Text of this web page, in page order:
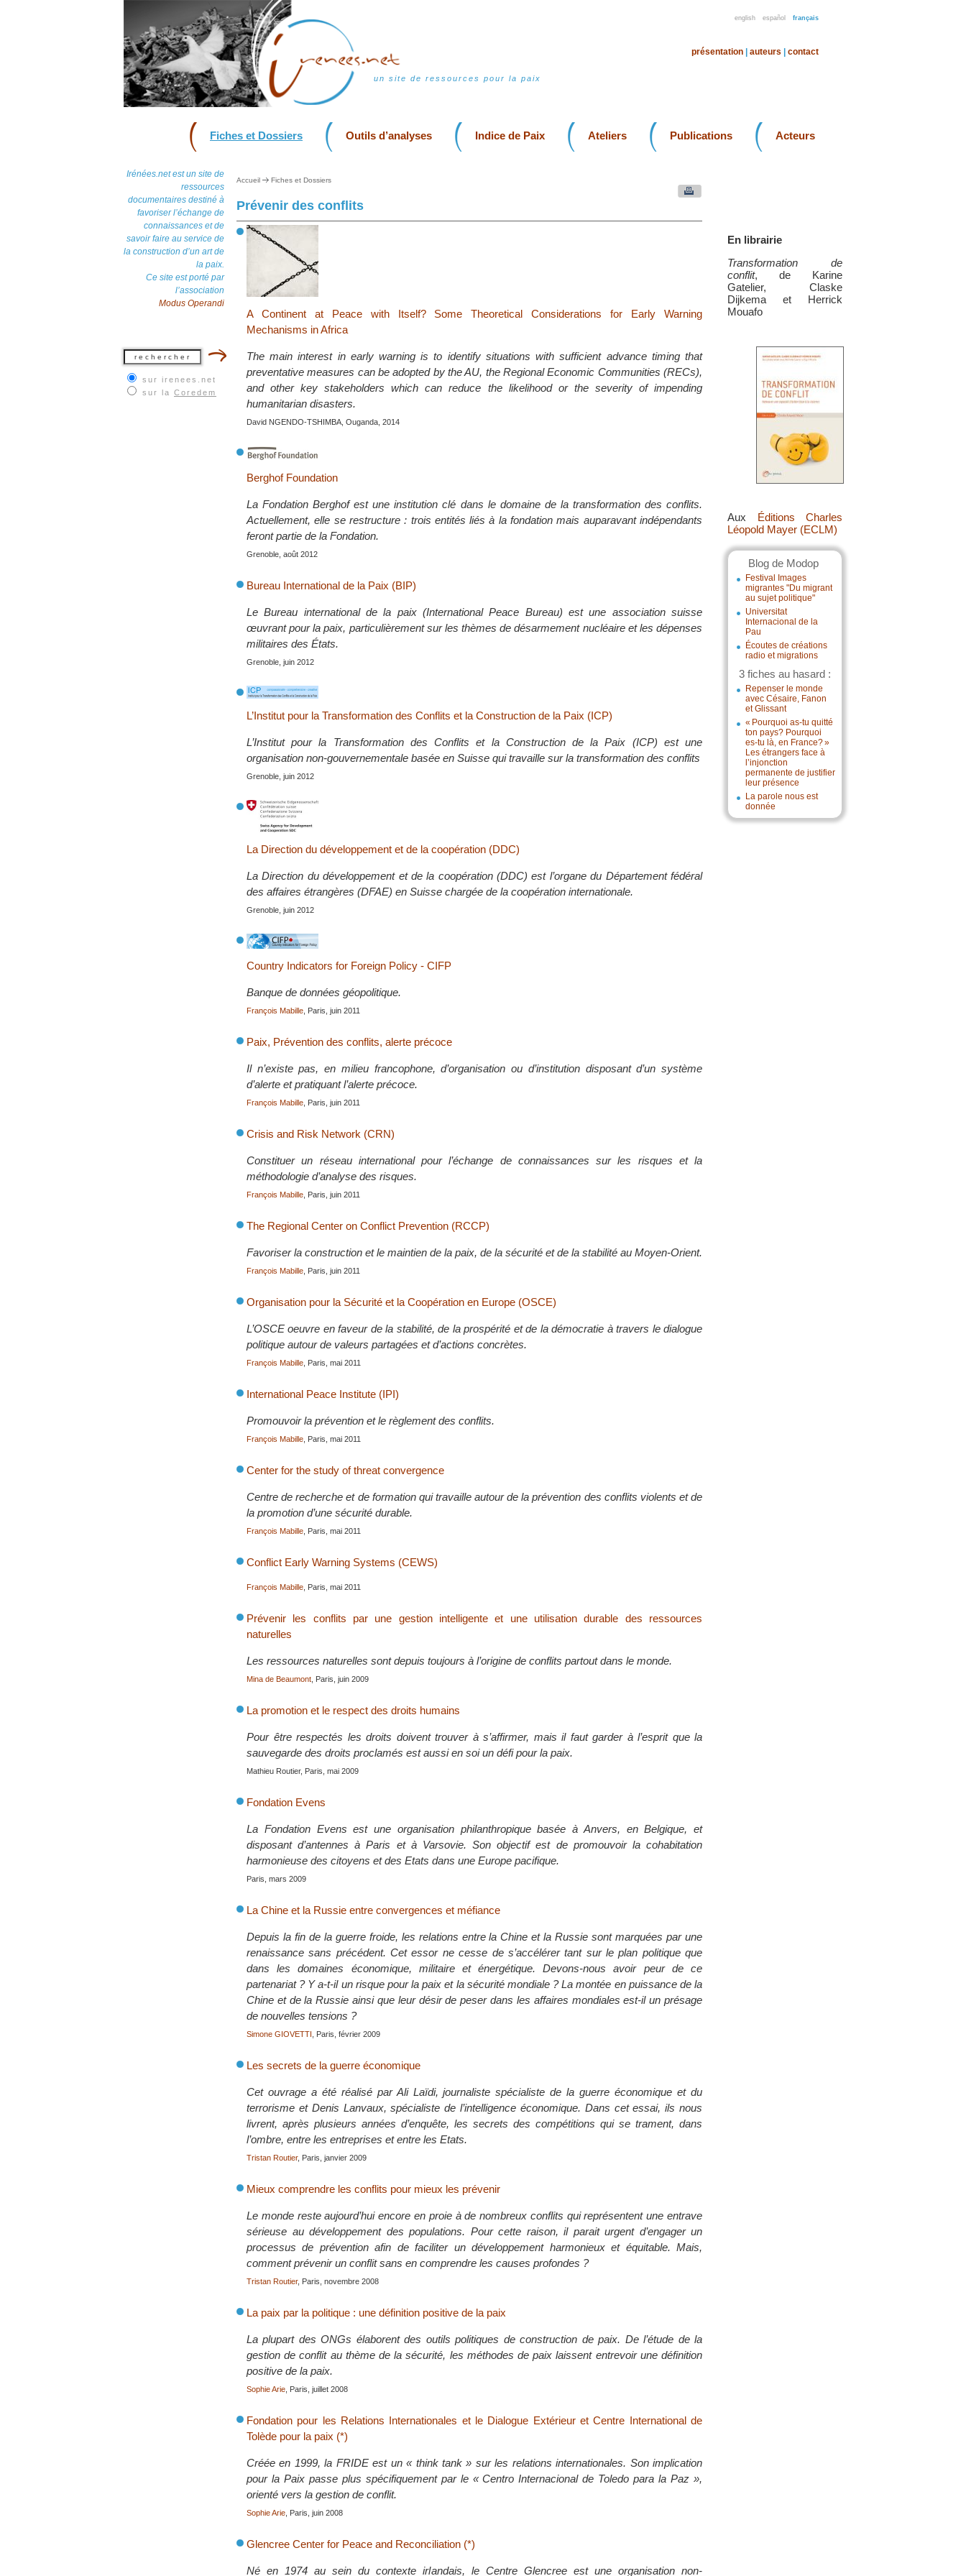
english español français
un site de ressources pour la paix
présentation auteurs contact
Fiches et Dossiers Outils d’analyses Indice de Paix Ateliers Publications Acteurs
Irénées.net est un site de
ressources
documentaires destiné à
favoriser l’échange de
connaissances et de
savoir faire au service de
la construction d’un art de
la paix.
Ce site est porté par
l’association
Modus Operandi
sur irenees.net
sur la Coredem
En librairie
Transformation de
conflit, de Karine
Gatelier, Claske
Dijkema et Herrick
Mouafo
Aux Éditions Charles
Léopold Mayer (ECLM)
Blog de Modop
Festival Images
migrantes "Du migrant
au sujet politique"
Universitat
Internacional de la
Pau
Écoutes de créations
radio et migrations
3 fiches au hasard :
Repenser le monde
avec Césaire, Fanon
et Glissant
« Pourquoi as-tu quitté
ton pays? Pourquoi
es-tu là, en France? »
Les étrangers face à
l’injonction
permanente de justifier
leur présence
La parole nous est
donnée
Accueil Fiches et Dossiers
Prévenir des conflits
A Continent at Peace with Itself? Some Theoretical Considerations for Early Warning
Mechanisms in Africa
The main interest in early warning is to identify situations with sufficient advance timing that
preventative measures can be adopted by the AU, the Regional Economic Communities (RECs),
and other key stakeholders which can reduce the likelihood or the severity of impending
humanitarian disasters.
David NGENDO-TSHIMBA, Ouganda, 2014
Berghof Foundation
La Fondation Berghof est une institution clé dans le domaine de la transformation des conflits.
Actuellement, elle se restructure : trois entités liés à la fondation mais auparavant indépendants
feront partie de la Fondation.
Grenoble, août 2012
Bureau International de la Paix (BIP)
Le Bureau international de la paix (International Peace Bureau) est une association suisse
œuvrant pour la paix, particulièrement sur les thèmes de désarmement nucléaire et les dépenses
militaires des États.
Grenoble, juin 2012
L’Institut pour la Transformation des Conflits et la Construction de la Paix (ICP)
L’Institut pour la Transformation des Conflits et la Construction de la Paix (ICP) est une
organisation non-gouvernementale basée en Suisse qui travaille sur la transformation des conflits
Grenoble, juin 2012
La Direction du développement et de la coopération (DDC)
La Direction du développement et de la coopération (DDC) est l’organe du Département fédéral
des affaires étrangères (DFAE) en Suisse chargée de la coopération internationale.
Grenoble, juin 2012
Country Indicators for Foreign Policy - CIFP
Banque de données géopolitique.
François Mabille , Paris, juin 2011
Paix, Prévention des conflits, alerte précoce
Il n’existe pas, en milieu francophone, d’organisation ou d’institution disposant d’un système
d’alerte et pratiquant l’alerte précoce.
François Mabille , Paris, juin 2011
Crisis and Risk Network (CRN)
Constituer un réseau international pour l’échange de connaissances sur les risques et la
méthodologie d’analyse des risques.
François Mabille , Paris, juin 2011
The Regional Center on Conflict Prevention (RCCP)
Favoriser la construction et le maintien de la paix, de la sécurité et de la stabilité au Moyen-Orient.
François Mabille , Paris, juin 2011
Organisation pour la Sécurité et la Coopération en Europe (OSCE)
L’OSCE oeuvre en faveur de la stabilité, de la prospérité et de la démocratie à travers le dialogue
politique autour de valeurs partagées et d’actions concrètes.
François Mabille , Paris, mai 2011
International Peace Institute (IPI)
Promouvoir la prévention et le règlement des conflits.
François Mabille , Paris, mai 2011
Center for the study of threat convergence
Centre de recherche et de formation qui travaille autour de la prévention des conflits violents et de
la promotion d’une sécurité durable.
François Mabille , Paris, mai 2011
Conflict Early Warning Systems (CEWS)
François Mabille , Paris, mai 2011
Prévenir les conflits par une gestion intelligente et une utilisation durable des ressources
naturelles
Les ressources naturelles sont depuis toujours à l’origine de conflits partout dans le monde.
Mina de Beaumont , Paris, juin 2009
La promotion et le respect des droits humains
Pour être respectés les droits doivent trouver à s’affirmer, mais il faut garder à l’esprit que la
sauvegarde des droits proclamés est aussi en soi un défi pour la paix.
Mathieu Routier, Paris, mai 2009
Fondation Evens
La Fondation Evens est une organisation philanthropique basée à Anvers, en Belgique, et
disposant d’antennes à Paris et à Varsovie. Son objectif est de promouvoir la cohabitation
harmonieuse des citoyens et des Etats dans une Europe pacifique.
Paris, mars 2009
La Chine et la Russie entre convergences et méfiance
Depuis la fin de la guerre froide, les relations entre la Chine et la Russie sont marquées par une
renaissance sans précédent. Cet essor ne cesse de s’accélérer tant sur le plan politique que
dans les domaines économique, militaire et énergétique. Devons-nous avoir peur de ce
partenariat ? Y a-t-il un risque pour la paix et la sécurité mondiale ? La montée en puissance de la
Chine et de la Russie ainsi que leur désir de peser dans les affaires mondiales est-il un présage
de nouvelles tensions ?
Simone GIOVETTI , Paris, février 2009
Les secrets de la guerre économique
Cet ouvrage a été réalisé par Ali Laïdi, journaliste spécialiste de la guerre économique et du
terrorisme et Denis Lanvaux, spécialiste de l’intelligence économique. Dans cet essai, ils nous
livrent, après plusieurs années d’enquête, les secrets des compétitions qui se trament, dans
l’ombre, entre les entreprises et entre les Etats.
Tristan Routier, Paris, janvier 2009
Mieux comprendre les conflits pour mieux les prévenir
Le monde reste aujourd’hui encore en proie à de nombreux conflits qui représentent une entrave
sérieuse au développement des populations. Pour cette raison, il parait urgent d’engager un
processus de prévention afin de faciliter un développement harmonieux et équitable. Mais,
comment prévenir un conflit sans en comprendre les causes profondes ?
Tristan Routier, Paris, novembre 2008
La paix par la politique : une définition positive de la paix
La plupart des ONGs élaborent des outils politiques de construction de paix. De l’étude de la
gestion de conflit au thème de la sécurité, les méthodes de paix laissent entrevoir une définition
positive de la paix.
Sophie Arie , Paris, juillet 2008
Fondation pour les Relations Internationales et le Dialogue Extérieur et Centre International de
Tolède pour la paix (*)
Créée en 1999, la FRIDE est un « think tank » sur les relations internationales. Son implication
pour la Paix passe plus spécifiquement par le « Centro Internacional de Toledo para la Paz »,
orienté vers la gestion de conflit.
Sophie Arie , Paris, juin 2008
Glencree Center for Peace and Reconciliation (*)
Né en 1974 au sein du contexte irlandais, le Centre Glencree est une organisation non-